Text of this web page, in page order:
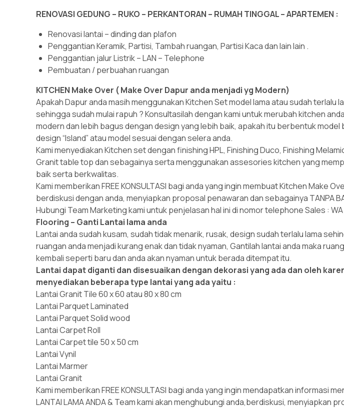
RENOVASI GEDUNG – RUKO – PERKANTORAN – RUMAH TINGGAL – APARTEMEN :
Renovasi lantai – dinding dan plafon
Penggantian Keramik, Partisi, Tambah ruangan, Partisi Kaca dan lain lain .
Penggantian jalur Listrik – LAN – Telephone
Pembuatan / perbuahan ruangan
KITCHEN Make Over ( Make Over Dapur anda menjadi yg Modern)
Apakah Dapur anda masih menggunakan Kitchen Set model lama atau sudah terlalu
sehingga sudah mulai rapuh ? Konsultasilah dengan kami untuk merubah kitchen
modern dan lebih bagus dengan design yang lebih baik, apakah itu berbentuk model
design “Island” atau model sesuai dengan selera anda.
Kami menyediakan Kitchen set dengan finishing HPL, Finishing Duco, Finishing
Granit table top dan sebagainya serta menggunakan assesories kitchen yang
baik serta berkwalitas.
Kami memberikan FREE KONSULTASI bagi anda yang ingin membuat Kitchen Make
berdiskusi dengan anda, menyiapkan proposal penawaran dan sebagainya TANPA
Hubungi Team Marketing kami untuk penjelasan hal ini di nomor telephone Sales :
Flooring – Ganti Lantai lama anda
Lantai anda sudah kusam, sudah tidak menarik, rusak, design sudah terlalu lama
ruangan anda menjadi kurang enak dan tidak nyaman, Gantilah lantai anda maka
kembali seperti baru dan anda akan nyaman untuk berada ditempat itu.
Lantai dapat diganti dan disesuaikan dengan dekorasi yang ada dan oleh
menyediakan beberapa type lantai yang ada yaitu :
Lantai Granit Tile 60 x 60 atau 80 x 80 cm
Lantai Parquet Laminated
Lantai Parquet Solid wood
Lantai Carpet Roll
Lantai Carpet tile 50 x 50 cm
Lantai Vynil
Lantai Marmer
Lantai Granit
Kami memberikan FREE KONSULTASI bagi anda yang ingin mendapatkan informasi
LANTAI LAMA ANDA & Team kami akan menghubungi anda,berdiskusi, menyiapkan